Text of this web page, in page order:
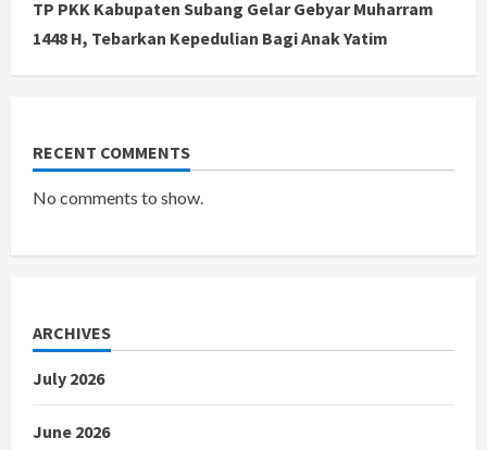
TP PKK Kabupaten Subang Gelar Gebyar Muharram
1448 H, Tebarkan Kepedulian Bagi Anak Yatim
RECENT COMMENTS
No comments to show.
ARCHIVES
July 2026
June 2026